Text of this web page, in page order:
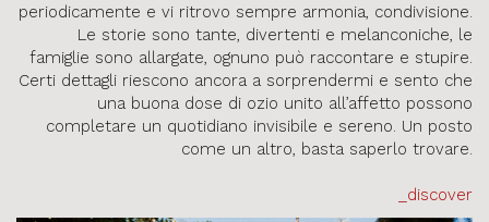
periodicamente e vi ritrovo sempre armonia, condivisione.
Le storie sono tante, divertenti e melanconiche, le
famiglie sono allargate, ognuno può raccontare e stupire.
Certi dettagli riescono ancora a sorprendermi e sento che
una buona dose di ozio unito all’affetto possono
completare un quotidiano invisibile e sereno. Un posto
come un altro, basta saperlo trovare.
_discover